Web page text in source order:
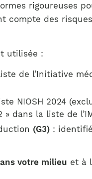
rigoureuses
compte des
utilisée :
de l’Initiative
NIOSH 2024
dans la liste de
(G3) :
votre milieu et à